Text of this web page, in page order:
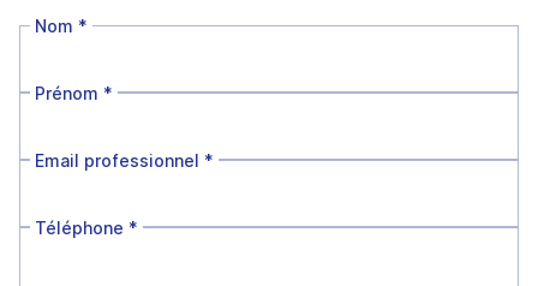
Nom *
Prénom *
Email professionnel *
Téléphone *